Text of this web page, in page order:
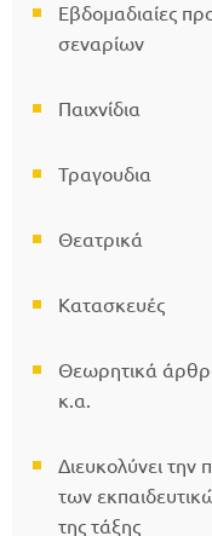
Εβδομαδιαίες
σεναρίων
Παιχνίδια
Τραγουδια
Θεατρικά
Κατασκευές
Θεωρητικά
κ.α.
Διευκολύνει την
των
της τάξης